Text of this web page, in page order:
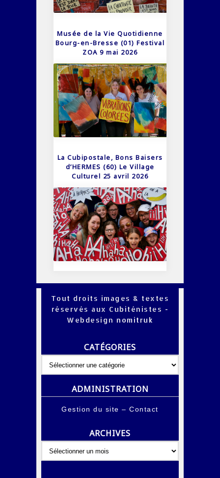
Musée de la Vie Quotidienne
Bourg-en-Bresse (01) Festival
ZOA 9 mai 2026
La Cubipostale, Bons Baisers
d’HERMES (60) Le Village
Culturel 25 avril 2026
Tout droits images & textes
réservés aux Cubiténistes -
Webdesign nomitruk
CATÉGORIES
ADMINISTRATION
Gestion du site –Contact
ARCHIVES